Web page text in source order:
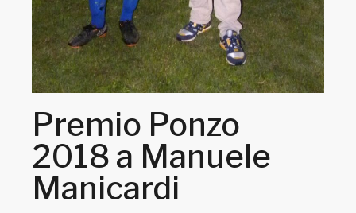
Premio Ponzo
2018 a Manuele
Manicardi